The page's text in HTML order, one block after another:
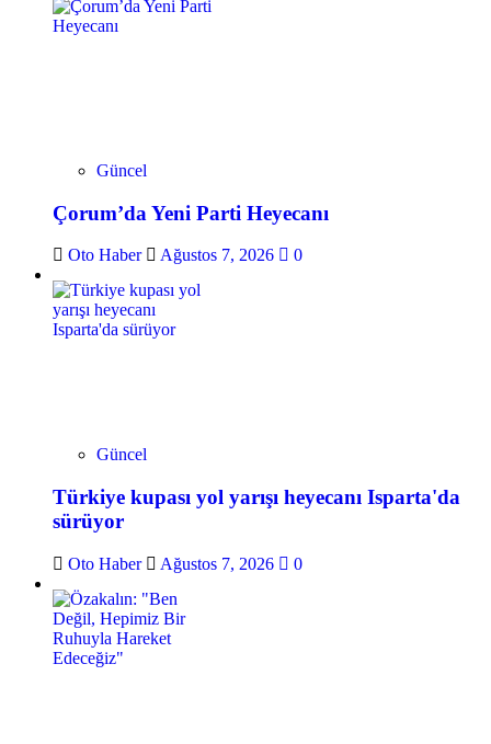
Güncel
Çorum’da Yeni Parti Heyecanı
Oto Haber Ağustos 7, 2026 0
Güncel
Türkiye kupası yol yarışı heyecanı Isparta'da
sürüyor
Oto Haber Ağustos 7, 2026 0